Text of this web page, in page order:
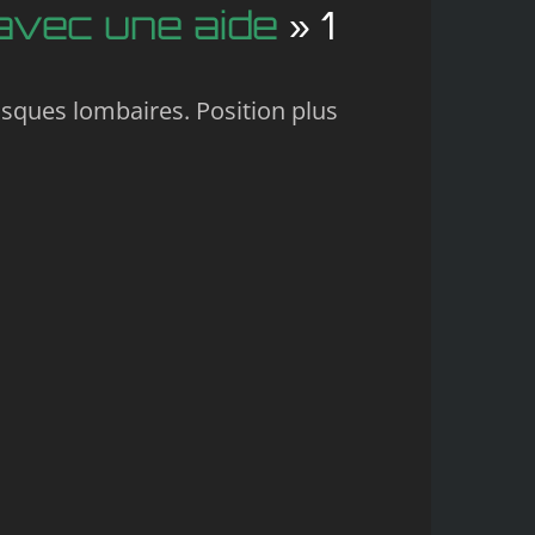
une aide » 1
lombaires. Position plus